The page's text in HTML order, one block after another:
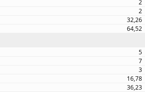
2
2
32,26
64,52
5
7
3
16,78
36,23